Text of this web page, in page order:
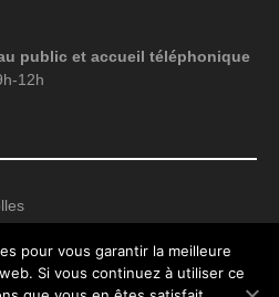
public et accueil téléphonique
12h
pour vous garantir la meilleure
Si vous continuez à utiliser ce